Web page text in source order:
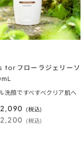
for フローラジェリーソ
洗顔ですべすべクリア肌へ
2,090 (税込)
(税込)